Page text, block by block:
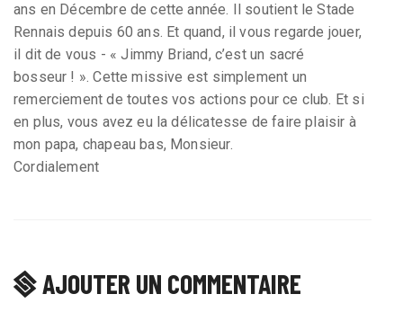
ans en Décembre de cette année. Il soutient le Stade
Rennais depuis 60 ans. Et quand, il vous regarde jouer,
il dit de vous - « Jimmy Briand, c’est un sacré
bosseur ! ». Cette missive est simplement un
remerciement de toutes vos actions pour ce club. Et si
en plus, vous avez eu la délicatesse de faire plaisir à
mon papa, chapeau bas, Monsieur.
Cordialement
AJOUTER UN COMMENTAIRE